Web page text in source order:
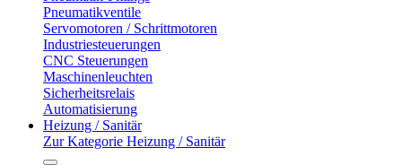
Pneumatikventile
Servomotoren / Schrittmotoren
Industriesteuerungen
CNC Steuerungen
Maschinenleuchten
Sicherheitsrelais
Automatisierung
Heizung / Sanitär
Zur Kategorie Heizung / Sanitär